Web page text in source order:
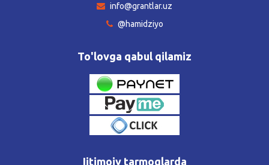
info@grantlar.uz
@hamidziyo
To'lovga qabul qilamiz
Ijtimoiy tarmoqlarda